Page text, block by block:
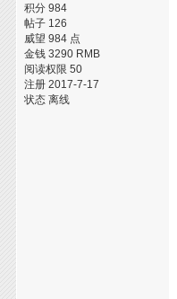
积分 984
帖子 126
威望 984 点
金钱 3290 RMB
阅读权限 50
注册 2017-7-17
状态 离线